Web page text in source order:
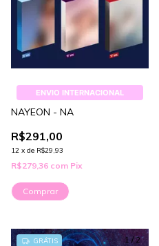
ENVIO INTERNACIONAL
NAYEON - NA
R$291,00
12 x de R$29,93
R$279,36 com Pix
Comprar
1 /2
GRÁTIS